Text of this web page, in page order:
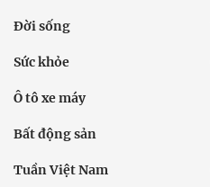
Đời sống
Sức khỏe
Ô tô xe máy
Bất động sản
Tuần Việt Nam